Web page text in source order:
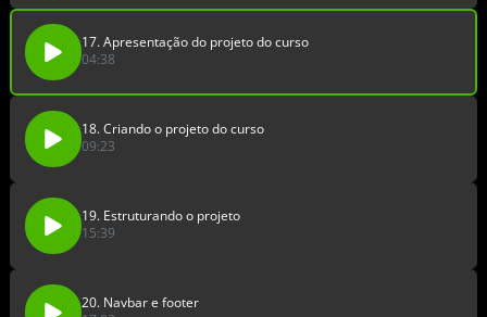
17. Apresentação do projeto do curso
04:38
18. Criando o projeto do curso
09:23
19. Estruturando o projeto
15:39
20. Navbar e footer